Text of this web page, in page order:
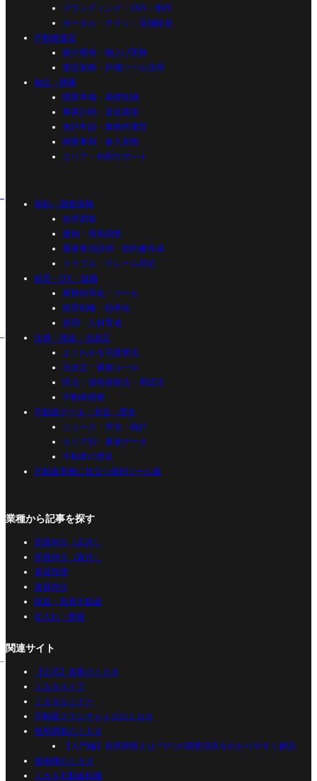
ブランディング・SNS・制作
ポータル・チラシ・店舗販促
不動産査定
媒介獲得・物上げ実務
査定実務・評価ツール活用
独立・開業
開業準備・基礎知識
事業計画・資金調達
免許申請・事務所運営
開業事例・参入形態
エリア・外部サポート
契約・調査実務
役所調査
建物・現地調査
重要事項説明・契約書作成
トラブル・クレーム対応
経営・DX・組織
業務効率化・ツール
経営戦略・効率化
採用・人材育成
法律・税金・法改正
よくわかる宅建業法
法改正・最新ルール
民法・借地借家法・周辺法
不動産税務
不動産データ・市況・歴史
ニュース・市況・統計
エリア別・業者データ
不動産の歴史
不動産実務に役立つ便利ツール集
業種から記事を探す
売買仲介（元付）
売買仲介（客付）
賃貸管理
賃貸仲介
収益・投資不動産
仕入れ・開発
関連サイト
【公式】追客のミカタ
ミカタストア
ミカタセミナー
不動産フランチャイズのミカタ
役所調査のミカタ
【入門編】役所調査とは？8つの調査項目をわかりやすく解説
借地権のミカタ
ミカタ不動産転職